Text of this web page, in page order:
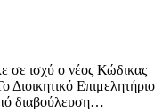
σε ισχύ ο νέος Κώδικας
Διοικητικό Επιμελητήριο
διαβούλευση…